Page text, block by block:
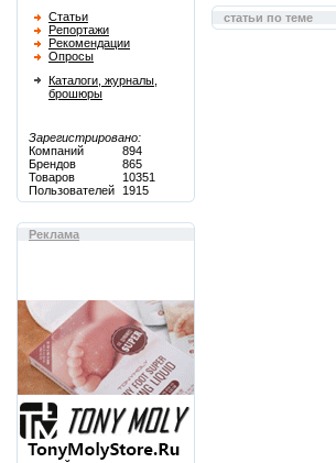
Статьи
Репортажи
Рекомендации
Опросы
Каталоги, журналы,
брошюры
Зарегистрировано:
Компаний
894
Брендов
865
Товаров
10351
Пользователей
1915
Реклама
статьи по теме